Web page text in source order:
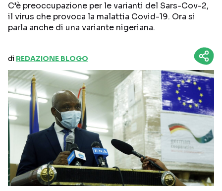
C’è preoccupazione per le varianti del Sars-Cov-2,
il virus che provoca la malattia Covid-19. Ora si
parla anche di una variante nigeriana.
di REDAZIONE BLOGO